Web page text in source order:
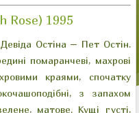
Rose) 1995
Остіна – Пет Остін.
помаранчеві, махрові
краями, спочатку
з запахом
матове. Кущі густі,